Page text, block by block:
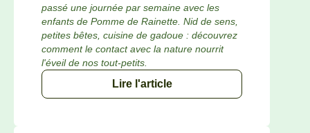
passé une journée par semaine avec les
enfants de Pomme de Rainette. Nid de sens,
petites bêtes, cuisine de gadoue : découvrez
comment le contact avec la nature nourrit
l'éveil de nos tout-petits.
Lire l'article